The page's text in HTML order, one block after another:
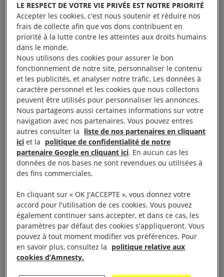
Qu’est-ce que la peine de mort ? Est-elle utile pour
réduire la criminalité ? Est-elle utile face au
terrorisme ? Vous vous êtes sans doute déjà posé
ces questions et vous en avez sans doute déjà
débattu. La France l’a aboli en 1981, et le nombre
d’États abolitionnistes dans le monde ne cesse de
croître. Ce « Voir pour comprendre » raconté par le
vidéaste Nota Bene, se penche sur cette question.
Le visionnage de cette vidéo entraîne un
LE RESPECT DE VOTRE VIE PRIVÉE EST NOTRE PRIORITÉ
Accepter les cookies, c'est nous soutenir et réduire nos
frais de collecte afin que vos dons contribuent en
priorité à la lutte contre les atteintes aux droits humains
dans le monde.
Nous utilisons des cookies pour assurer le bon
fonctionnement de notre site, personnaliser le contenu
et les publicités, et analyser notre trafic. Les données à
caractère personnel et les cookies que nous collectons
peuvent être utilisés pour personnaliser les annonces.
Nous partageons aussi certaines informations sur votre
navigation avec nos partenaires. Vous pouvez entres
autres consulter la liste de nos partenaires en cliquant
ici et la politique de confidentialité de notre
partenaire Google en cliquant ici. En aucun cas les
données de nos bases ne sont revendues ou utilisées à
des fins commerciales.
En cliquant sur « OK J'ACCEPTE », vous donnez votre
accord pour l'utilisation de ces cookies. Vous pouvez
également continuer sans accepter, et dans ce cas, les
paramètres par défaut des cookies s'appliqueront. Vous
pouvez à tout moment modifier vos préférences. Pour
en savoir plus, consultez la politique relative aux
cookies d’Amnesty.